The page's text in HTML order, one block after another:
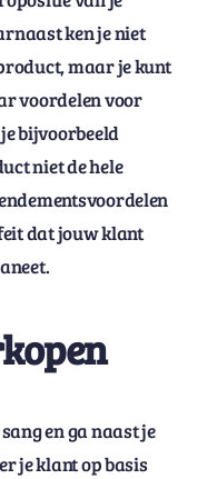
ken je niet
maar je kunt
voordelen voor
bijvoorbeeld
niet de hele
dat jouw klant
en ga naast je
je klant op basis